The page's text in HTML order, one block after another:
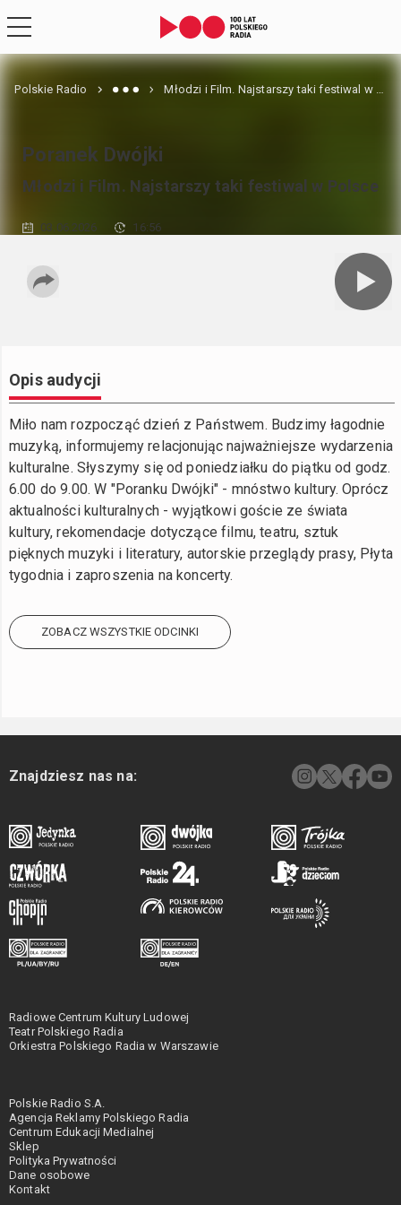
Polskie Radio Młodzi i Film. Najstarszy taki festiwal w Polsce
Poranek Dwójki
Młodzi i Film. Najstarszy taki festiwal w Polsce
03.06.2026 16:56
Opis audycji
Miło nam rozpocząć dzień z Państwem. Budzimy łagodnie
muzyką, informujemy relacjonując najważniejsze wydarzenia
kulturalne. Słyszymy się od poniedziałku do piątku od godz.
6.00 do 9.00. W "Poranku Dwójki" - mnóstwo kultury. Oprócz
aktualności kulturalnych - wyjątkowi goście ze świata
kultury, rekomendacje dotyczące filmu, teatru, sztuk
pięknych muzyki i literatury, autorskie przeglądy prasy, Płyta
tygodnia i zaproszenia na koncerty.
ZOBACZ WSZYSTKIE ODCINKI
Znajdziesz nas na:
Radiowe Centrum Kultury Ludowej
Teatr Polskiego Radia
Orkiestra Polskiego Radia w Warszawie
Polskie Radio S.A.
Agencja Reklamy Polskiego Radia
Centrum Edukacji Medialnej
Sklep
Polityka Prywatności
Dane osobowe
Kontakt